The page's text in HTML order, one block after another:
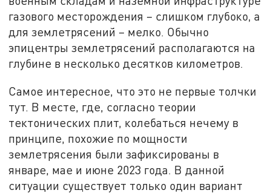
газового месторождения – слишком глубоко, а
для землетрясений – мелко. Обычно
эпицентры землетрясений располагаются на
глубине в несколько десятков километров.
Самое интересное, что это не первые толчки
тут. В месте, где, согласно теории
тектонических плит, колебаться нечему в
принципе, похожие по мощности
землетрясения были зафиксированы в
январе, мае и июне 2023 года. В данной
ситуации существует только один вариант